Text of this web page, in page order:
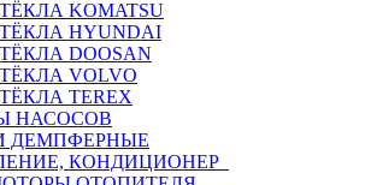
KOMATSU
HYUNDAI
DOOSAN
VOLVO
TEREX
НАСОСОВ
ДЕМПФЕРНЫЕ
КОНДИЦИОНЕР